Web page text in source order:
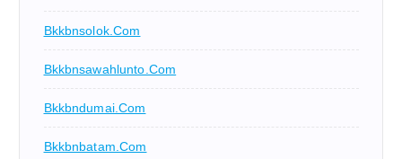
Bkkbnsolok.com
Bkkbnsawahlunto.com
Bkkbndumai.com
Bkkbnbatam.com